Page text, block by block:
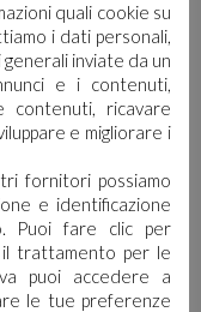
quali cookie su
i dati personali,
inviate da un
e i contenuti,
contenuti, ricavare
e migliorare i
fornitori possiamo
e identificazione
Puoi fare clic per
trattamento per le
puoi accedere a
le tue preferenze